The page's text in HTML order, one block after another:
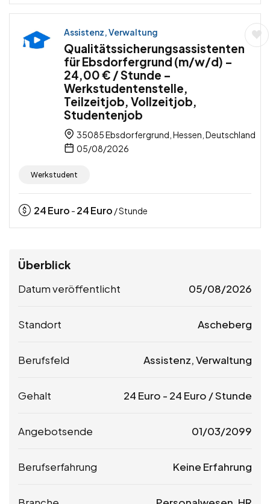
Assistenz, Verwaltung
Qualitätssicherungsassistenten
für Ebsdorfergrund (m/w/d) –
24,00 € / Stunde –
Werkstudentenstelle,
Teilzeitjob, Vollzeitjob,
Studentenjob
35085 Ebsdorfergrund, Hessen, Deutschland
05/08/2026
Werkstudent
24Euro - 24Euro / Stunde
Überblick
Datum veröffentlicht 05/08/2026
Standort Ascheberg
Berufsfeld Assistenz, Verwaltung
Gehalt 24 Euro - 24 Euro / Stunde
Angebotsende 01/03/2099
Berufserfahrung Keine Erfahrung